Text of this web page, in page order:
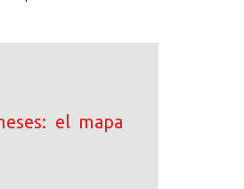
el mapa